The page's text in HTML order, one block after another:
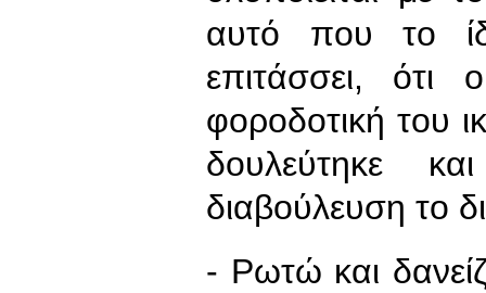
αυτό που το
επιτάσσει,
φοροδοτική του
δουλεύτηκε
διαβούλευση το
- Ρωτώ και